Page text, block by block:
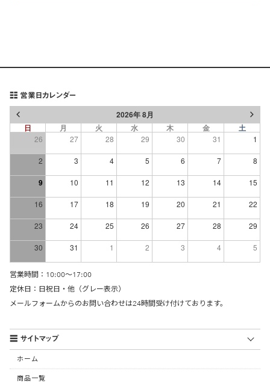
営業日カレンダー
2026年 8月
日
月 火 水 木 金 土
26 27 28 29 30 31 1
2 3 4 5 6 7 8
9 10 11 12 13 14 15
16 17 18 19 20 21 22
23 24 25 26 27 28 29
30 31 1 2 3 4 5
営業時間：10:00〜17:00
定休日：日祝日・他（グレー表示）
メールフォームからのお問い合わせは24時間受け付けております。
サイトマップ
ホーム
商品一覧